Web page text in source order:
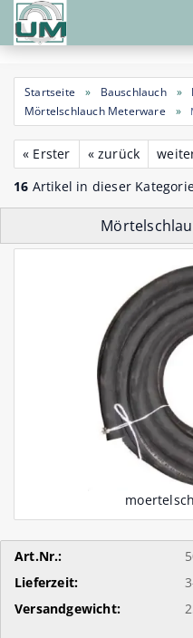
Direkt
Hauptinhalt
Startseite » Bauschlauch »
Mörtelschlauch Meterware
»
« Erster « zurück
16 Artikel in dieser
Art.Nr.:
Lieferzeit:
Versandgewicht: